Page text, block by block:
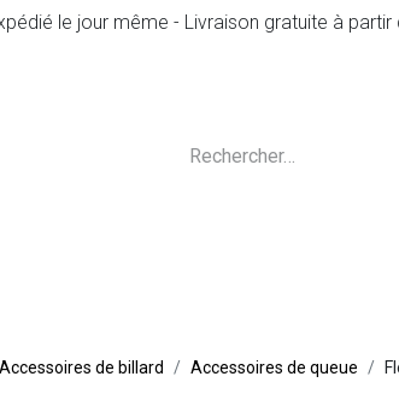
le jour même - Livraison gratuite à partir
Accessoires de billard Accessoires de queue